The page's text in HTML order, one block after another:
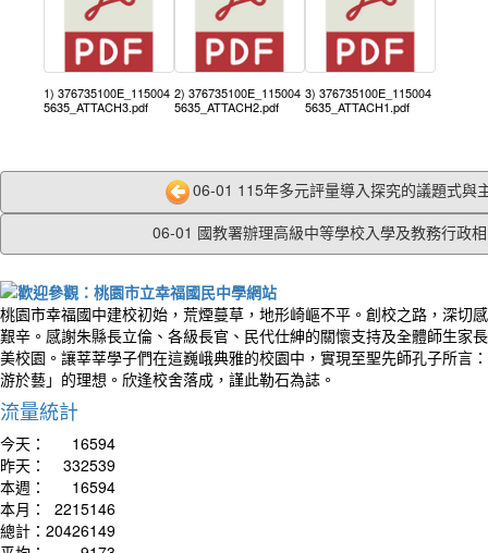
1) 376735100E_115004
5635_ATTACH3.pdf
2) 376735100E_115004
5635_ATTACH2.pdf
3) 376735100E_115004
5635_ATTACH1.pdf
06-01 115年多元評量導入探究的議題式與
06-01 國教署辦理高級中等學校入學及教務行政
桃園市幸福國中建校初始，荒煙蔓草，地形崎嶇不平。創校之路，深切
艱辛。感謝朱縣長立倫、各級長官、民代仕紳的關懷支持及全體師生家
美校園。讓莘莘學子們在這巍峨典雅的校園中，實現至聖先師孔子所言
游於藝」的理想。欣逢校舍落成，謹此勒石為誌。
流量統計
今天：
16594
昨天：
332539
本週：
16594
本月：
2215146
總計： 20426149